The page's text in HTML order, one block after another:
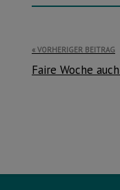
VORHERIGER BEITRAG
Faire Woche